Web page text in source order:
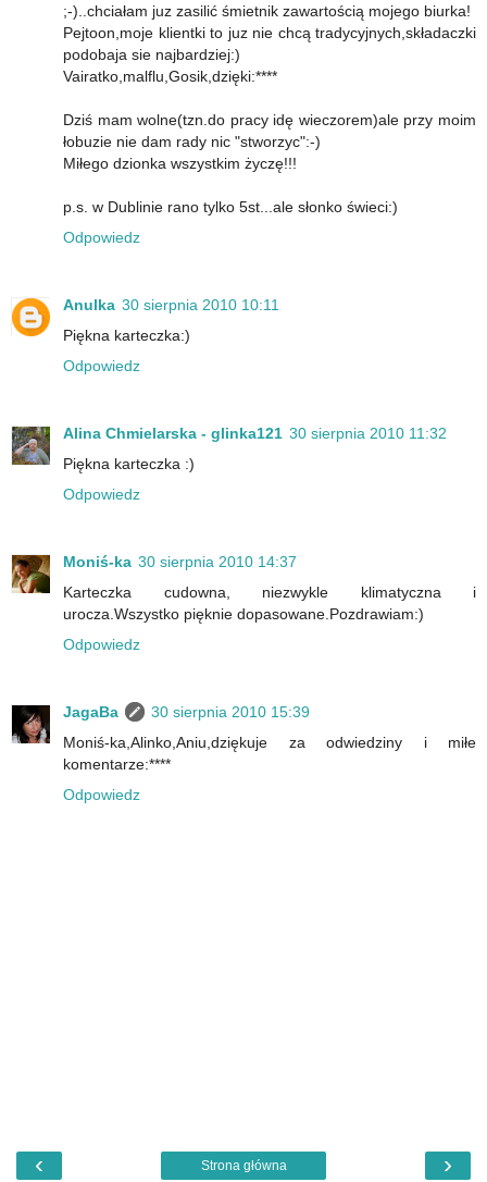
;-)..chciałam juz zasilić śmietnik zawartością mojego biurka!
Pejtoon,moje klientki to juz nie chcą tradycyjnych,składaczki
podobaja sie najbardziej:)
Vairatko,malflu,Gosik,dzięki:****
Dziś mam wolne(tzn.do pracy idę wieczorem)ale przy moim
łobuzie nie dam rady nic "stworzyc":-)
Miłego dzionka wszystkim życzę!!!
p.s. w Dublinie rano tylko 5st...ale słonko świeci:)
Odpowiedz
Anulka 30 sierpnia 2010 10:11
Piękna karteczka:)
Odpowiedz
Alina Chmielarska - glinka121 30 sierpnia 2010 11:32
Piękna karteczka :)
Odpowiedz
Moniś-ka 30 sierpnia 2010 14:37
Karteczka cudowna, niezwykle klimatyczna i
urocza.Wszystko pięknie dopasowane.Pozdrawiam:)
Odpowiedz
JagaBa
30 sierpnia 2010 15:39
Moniś-ka,Alinko,Aniu,dziękuje za odwiedziny i miłe
komentarze:****
Odpowiedz
‹ ›
Strona główna